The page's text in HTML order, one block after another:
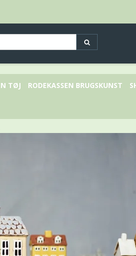
TØJ RODEKASSEN BRUGSKUNST